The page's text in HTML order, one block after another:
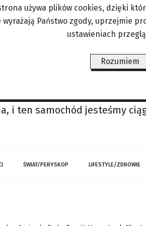
urodzin wielu
zdaję sprawę z mojego
relację ze swoim
ZIMOCHA]
– Pierwsza eliminacja
kilka takich
i ten samochód jesteśmy
ŚWIAT/PERYSKOP LIFESTYLE/ZDROWIE
używa plików cookies, dzięki
wyrażają Państwo zgody, uprzejmie
ustawieniach
Rozumiem